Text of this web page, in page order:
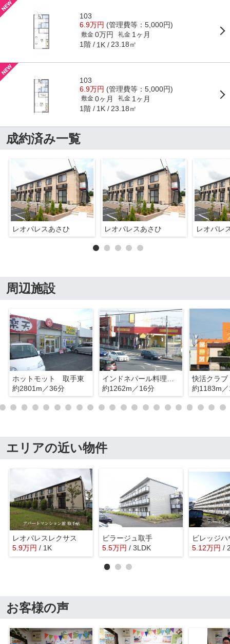
103
6.9万円 (管理費等：5,000円)
敷金 0万円 礼金 1ヶ月
1階 1K 23.18㎡
103
6.9万円 (管理費等：5,000円)
敷金 0ヶ月 礼金 1ヶ月
1階 1K 23.18㎡
成約済み一覧
レオパレスあさひ レオパレスあさひ レオパレ
周辺施設
ホットモット 取手東
約2801m／36分
約1262m／16分
快活クラ
約1183m
エリアの近い物件
レオパレスレクサス
5.9万円 / 1K
ビラージュ取手
5.5万円 / 3LDK 5.12万円 /
お客様の声